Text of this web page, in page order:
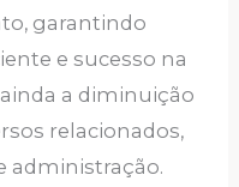
garantindo
e sucesso na
a diminuição
relacionados,
administração.